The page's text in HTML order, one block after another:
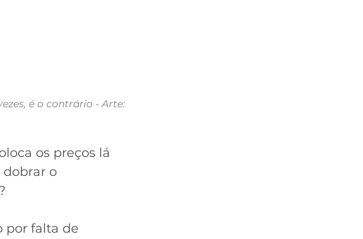
é o contrário - Arte:
os preços lá
o
por falta de